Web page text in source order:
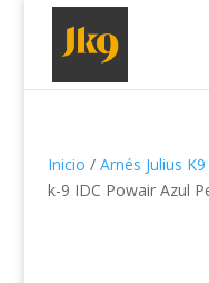
Inicio / Arnés Julius K9
k-9 IDC Powair Azul